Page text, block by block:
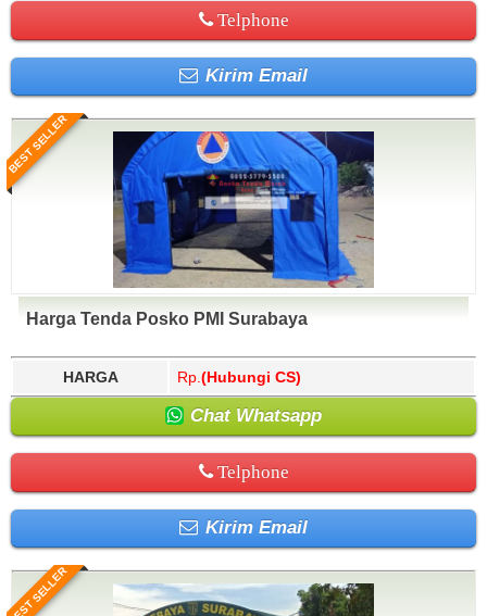
Telphone
Kirim Email
BEST SELLER
Harga Tenda Posko PMI Surabaya
HARGA Rp. (Hubungi CS)
Chat Whatsapp
Telphone
Kirim Email
BEST SELLER